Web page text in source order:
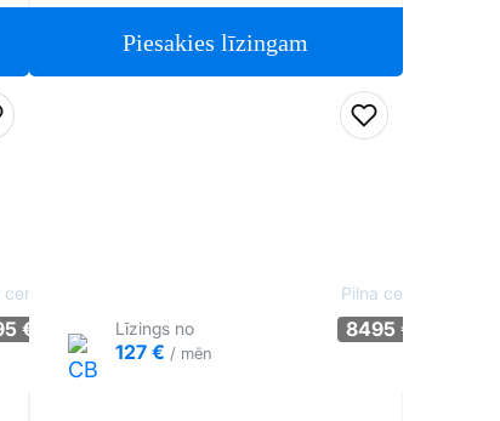
Piesakies līzingam
favorītiem
€
Pievienot
Līzings no
127 € / mēn
Pilna cena
8495 €